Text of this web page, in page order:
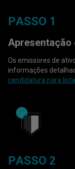
PASSO 1
Apresentação
Os emissores de
informações
candidatura para
PASSO 2